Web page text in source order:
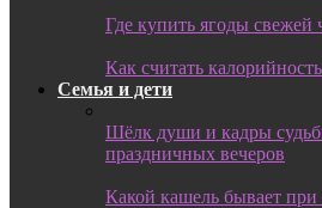
Где купить ягоды
Как считать
Семья и дети
Шёлк души и кадры
праздничных вечеров
Какой кашель бывает